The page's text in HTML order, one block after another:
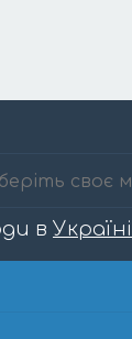
в Україні